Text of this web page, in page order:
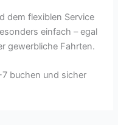
dem flexiblen Service
einfach – egal
gewerbliche Fahrten.
buchen und sicher